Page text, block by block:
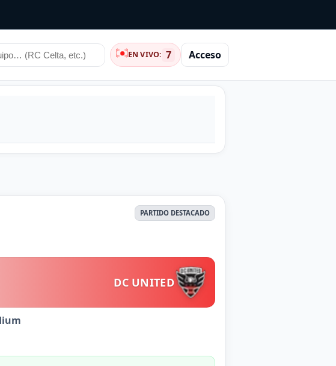
EN VIVO: 7 Acceso
PARTIDO DESTACADO
DC UNITED